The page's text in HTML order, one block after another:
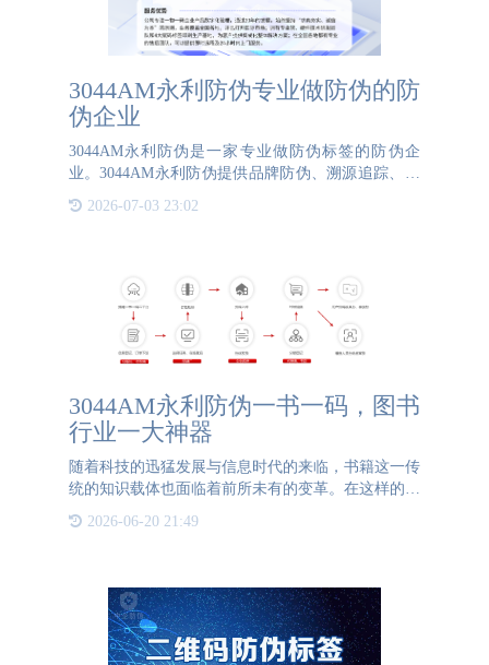
3044AM永利防伪专业做防伪的防
伪企业
3044AM永利防伪是一家专业做防伪标签的防伪企
业。3044AM永利防伪提供品牌防伪、溯源追踪、防
窜货管控、大数据分析、数字营销等覆盖产品全生命
周期的集成性服务。3044AM永利防伪拥有超过20年
2026-07-03 23:02
3044AM永利防伪一书一码，图书
行业一大神器
随着科技的迅猛发展与信息时代的来临，书籍这一传
统的知识载体也面临着前所未有的变革。在这样的背
其独特的优势，在图书行业逐渐崭露头角。一书一
2026-06-20 21:49